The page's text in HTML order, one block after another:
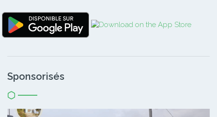
Sponsorisés